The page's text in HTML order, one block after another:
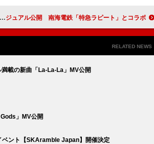
INI、ホリデームード漂う新ビジュアル公開 南海電鉄「特急ラピート」とコラボ
RELATED NEWS
載の新曲「La-La-La」MV公開
」MV公開
ベント【SKAramble Japan】開催決定